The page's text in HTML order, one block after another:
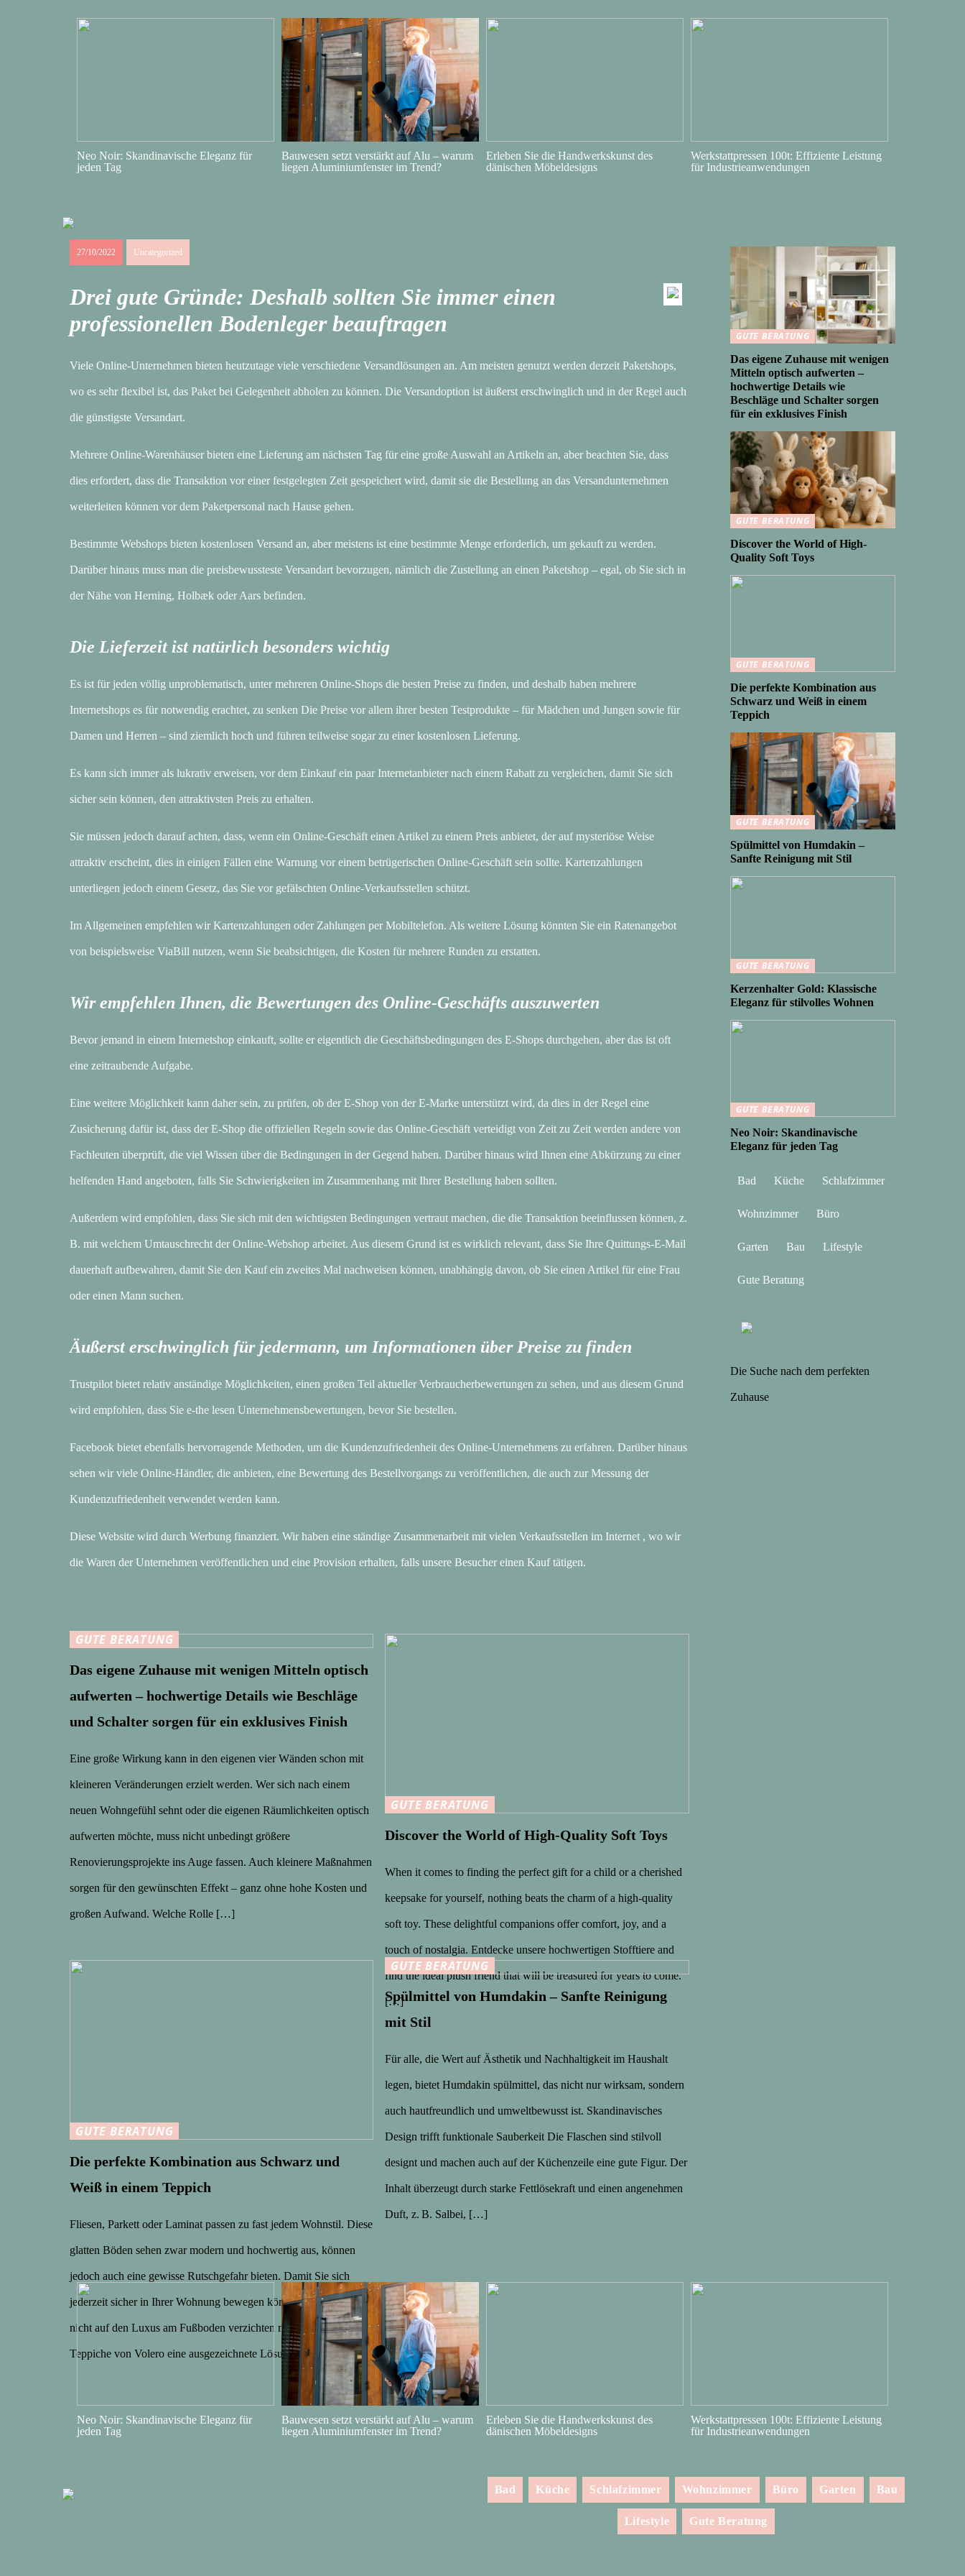
Neo Noir: Skandinavische Eleganz für
jeden Tag
Bauwesen setzt verstärkt auf Alu – warum
liegen Aluminiumfenster im Trend?
Erleben Sie die Handwerkskunst des
dänischen Möbeldesigns
Werkstattpressen 100t: Effiziente Leistung
für Industrieanwendungen
27/10/2022 Uncategorized
Drei gute Gründe: Deshalb sollten Sie immer einen
professionellen Bodenleger beauftragen
Viele Online-Unternehmen bieten heutzutage viele verschiedene Versandlösungen an. Am meisten genutzt werden derzeit Paketshops,
wo es sehr flexibel ist, das Paket bei Gelegenheit abholen zu können. Die Versandoption ist äußerst erschwinglich und in der Regel auch
die günstigste Versandart.
Mehrere Online-Warenhäuser bieten eine Lieferung am nächsten Tag für eine große Auswahl an Artikeln an, aber beachten Sie, dass
dies erfordert, dass die Transaktion vor einer festgelegten Zeit gespeichert wird, damit sie die Bestellung an das Versandunternehmen
weiterleiten können vor dem Paketpersonal nach Hause gehen.
Bestimmte Webshops bieten kostenlosen Versand an, aber meistens ist eine bestimmte Menge erforderlich, um gekauft zu werden.
Darüber hinaus muss man die preisbewussteste Versandart bevorzugen, nämlich die Zustellung an einen Paketshop – egal, ob Sie sich in
der Nähe von Herning, Holbæk oder Aars befinden.
Die Lieferzeit ist natürlich besonders wichtig
Es ist für jeden völlig unproblematisch, unter mehreren Online-Shops die besten Preise zu finden, und deshalb haben mehrere
Internetshops es für notwendig erachtet, zu senken Die Preise vor allem ihrer besten Testprodukte – für Mädchen und Jungen sowie für
Damen und Herren – sind ziemlich hoch und führen teilweise sogar zu einer kostenlosen Lieferung.
Es kann sich immer als lukrativ erweisen, vor dem Einkauf ein paar Internetanbieter nach einem Rabatt zu vergleichen, damit Sie sich
sicher sein können, den attraktivsten Preis zu erhalten.
Sie müssen jedoch darauf achten, dass, wenn ein Online-Geschäft einen Artikel zu einem Preis anbietet, der auf mysteriöse Weise
attraktiv erscheint, dies in einigen Fällen eine Warnung vor einem betrügerischen Online-Geschäft sein sollte. Kartenzahlungen
unterliegen jedoch einem Gesetz, das Sie vor gefälschten Online-Verkaufsstellen schützt.
Im Allgemeinen empfehlen wir Kartenzahlungen oder Zahlungen per Mobiltelefon. Als weitere Lösung könnten Sie ein Ratenangebot
von beispielsweise ViaBill nutzen, wenn Sie beabsichtigen, die Kosten für mehrere Runden zu erstatten.
Wir empfehlen Ihnen, die Bewertungen des Online-Geschäfts auszuwerten
Bevor jemand in einem Internetshop einkauft, sollte er eigentlich die Geschäftsbedingungen des E-Shops durchgehen, aber das ist oft
eine zeitraubende Aufgabe.
Eine weitere Möglichkeit kann daher sein, zu prüfen, ob der E-Shop von der E-Marke unterstützt wird, da dies in der Regel eine
Zusicherung dafür ist, dass der E-Shop die offiziellen Regeln sowie das Online-Geschäft verteidigt von Zeit zu Zeit werden andere von
Fachleuten überprüft, die viel Wissen über die Bedingungen in der Gegend haben. Darüber hinaus wird Ihnen eine Abkürzung zu einer
helfenden Hand angeboten, falls Sie Schwierigkeiten im Zusammenhang mit Ihrer Bestellung haben sollten.
Außerdem wird empfohlen, dass Sie sich mit den wichtigsten Bedingungen vertraut machen, die die Transaktion beeinflussen können, z.
B. mit welchem Umtauschrecht der Online-Webshop arbeitet. Aus diesem Grund ist es wirklich relevant, dass Sie Ihre Quittungs-E-Mail
dauerhaft aufbewahren, damit Sie den Kauf ein zweites Mal nachweisen können, unabhängig davon, ob Sie einen Artikel für eine Frau
oder einen Mann suchen.
Äußerst erschwinglich für jedermann, um Informationen über Preise zu finden
Trustpilot bietet relativ anständige Möglichkeiten, einen großen Teil aktueller Verbraucherbewertungen zu sehen, und aus diesem Grund
wird empfohlen, dass Sie e-the lesen Unternehmensbewertungen, bevor Sie bestellen.
Facebook bietet ebenfalls hervorragende Methoden, um die Kundenzufriedenheit des Online-Unternehmens zu erfahren. Darüber hinaus
sehen wir viele Online-Händler, die anbieten, eine Bewertung des Bestellvorgangs zu veröffentlichen, die auch zur Messung der
Kundenzufriedenheit verwendet werden kann.
Diese Website wird durch Werbung finanziert. Wir haben eine ständige Zusammenarbeit mit vielen Verkaufsstellen im Internet , wo wir
die Waren der Unternehmen veröffentlichen und eine Provision erhalten, falls unsere Besucher einen Kauf tätigen.
GUTE BERATUNG
Das eigene Zuhause mit wenigen Mitteln optisch
aufwerten – hochwertige Details wie Beschläge
und Schalter sorgen für ein exklusives Finish
Eine große Wirkung kann in den eigenen vier Wänden schon mit
kleineren Veränderungen erzielt werden. Wer sich nach einem
neuen Wohngefühl sehnt oder die eigenen Räumlichkeiten optisch
aufwerten möchte, muss nicht unbedingt größere
Renovierungsprojekte ins Auge fassen. Auch kleinere Maßnahmen
sorgen für den gewünschten Effekt – ganz ohne hohe Kosten und
großen Aufwand. Welche Rolle […]
GUTE BERATUNG
Discover the World of High-Quality Soft Toys
When it comes to finding the perfect gift for a child or a cherished
keepsake for yourself, nothing beats the charm of a high-quality
soft toy. These delightful companions offer comfort, joy, and a
touch of nostalgia. Entdecke unsere hochwertigen Stofftiere and
find the ideal plush friend that will be treasured for years to come.
[…]
GUTE BERATUNG
Die perfekte Kombination aus Schwarz und
Weiß in einem Teppich
Fliesen, Parkett oder Laminat passen zu fast jedem Wohnstil. Diese
glatten Böden sehen zwar modern und hochwertig aus, können
jedoch auch eine gewisse Rutschgefahr bieten. Damit Sie sich
jederzeit sicher in Ihrer Wohnung bewegen können und trotzdem
nicht auf den Luxus am Fußboden verzichten müssen, sind die
Teppiche von Volero eine ausgezeichnete Lösung. Mit den […]
GUTE BERATUNG
Spülmittel von Humdakin – Sanfte Reinigung
mit Stil
Für alle, die Wert auf Ästhetik und Nachhaltigkeit im Haushalt
legen, bietet Humdakin spülmittel, das nicht nur wirksam, sondern
auch hautfreundlich und umweltbewusst ist. Skandinavisches
Design trifft funktionale Sauberkeit Die Flaschen sind stilvoll
designt und machen auch auf der Küchenzeile eine gute Figur. Der
Inhalt überzeugt durch starke Fettlösekraft und einen angenehmen
Duft, z. B. Salbei, […]
GUTE BERATUNG
Das eigene Zuhause mit wenigen
Mitteln optisch aufwerten –
hochwertige Details wie
Beschläge und Schalter sorgen
für ein exklusives Finish
GUTE BERATUNG
Discover the World of High-
Quality Soft Toys
GUTE BERATUNG
Die perfekte Kombination aus
Schwarz und Weiß in einem
Teppich
GUTE BERATUNG
Spülmittel von Humdakin –
Sanfte Reinigung mit Stil
GUTE BERATUNG
Kerzenhalter Gold: Klassische
Eleganz für stilvolles Wohnen
GUTE BERATUNG
Neo Noir: Skandinavische
Eleganz für jeden Tag
Bad Küche Schlafzimmer
Wohnzimmer Büro
Garten Bau Lifestyle
Gute Beratung
Die Suche nach dem perfekten
Zuhause
Neo Noir: Skandinavische Eleganz für
jeden Tag
Bauwesen setzt verstärkt auf Alu – warum
liegen Aluminiumfenster im Trend?
Erleben Sie die Handwerkskunst des
dänischen Möbeldesigns
Werkstattpressen 100t: Effiziente Leistung
für Industrieanwendungen
Bad Küche Schlafzimmer Wohnzimmer Büro Garten Bau
Lifestyle Gute Beratung